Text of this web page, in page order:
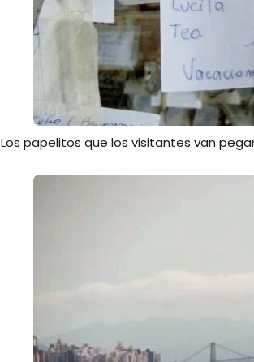
Los papelitos que los visitantes van